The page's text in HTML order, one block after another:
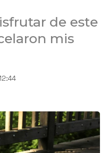
de este
mis